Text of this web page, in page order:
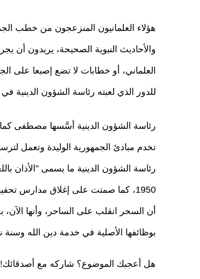
هؤلاء العلمانيون المنزعجون من خطب
والأحاديث النبوية الصحيحة، يريدون أن
العلماني، أو خطابات لا تضع إصبعا على
للدور الذي لعبته رئاسة الشؤون الدينية
تخدم مبادئ الجمهورية الوليدة وتعمل
1950، كما صمتت على إغلاق مدارس
أن السحر انقلب على الساحر، وأنها الآن،
بوظائفها الأصلية في خدمة دين الله وسنة
هل أعجبك الموضوع؟ شاركه مع أصدقائك!